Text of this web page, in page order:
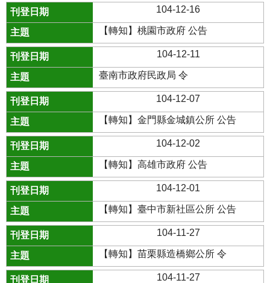
104-12-16
【轉知】桃園市政府 公告
104-12-11
臺南市政府民政局 令
104-12-07
【轉知】金門縣金城鎮公所 公告
104-12-02
【轉知】高雄市政府 公告
104-12-01
【轉知】臺中市新社區公所 公告
104-11-27
【轉知】苗栗縣造橋鄉公所 令
104-11-27